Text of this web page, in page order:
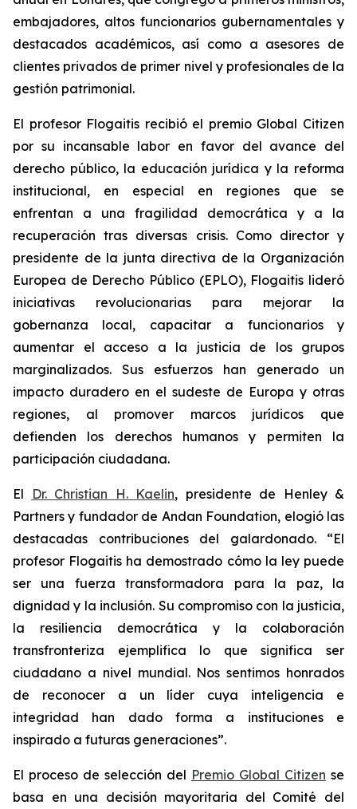
embajadores, altos funcionarios gubernamentales y
destacados académicos, así como a asesores de
clientes privados de primer nivel y profesionales de la
gestión patrimonial.
El profesor Flogaitis recibió el premio Global Citizen
por su incansable labor en favor del avance del
derecho público, la educación jurídica y la reforma
institucional, en especial en regiones que se
enfrentan a una fragilidad democrática y a la
recuperación tras diversas crisis. Como director y
presidente de la junta directiva de la Organización
Europea de Derecho Público (EPLO), Flogaitis lideró
iniciativas revolucionarias para mejorar la
gobernanza local, capacitar a funcionarios y
aumentar el acceso a la justicia de los grupos
marginalizados. Sus esfuerzos han generado un
impacto duradero en el sudeste de Europa y otras
regiones, al promover marcos jurídicos que
defienden los derechos humanos y permiten la
participación ciudadana.
El Dr. Christian H. Kaelin, presidente de Henley &
Partners y fundador de Andan Foundation, elogió las
destacadas contribuciones del galardonado. “El
profesor Flogaitis ha demostrado cómo la ley puede
ser una fuerza transformadora para la paz, la
dignidad y la inclusión. Su compromiso con la justicia,
la resiliencia democrática y la colaboración
transfronteriza ejemplifica lo que significa ser
ciudadano a nivel mundial. Nos sentimos honrados
de reconocer a un líder cuya inteligencia e
integridad han dado forma a instituciones e
inspirado a futuras generaciones”.
El proceso de selección del Premio Global Citizen se
basa en una decisión mayoritaria del Comité del